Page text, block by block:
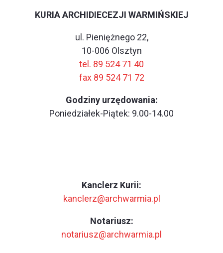
KURIA ARCHIDIECEZJI WARMIŃSKIEJ
ul. Pieniężnego 22,
10-006 Olsztyn
tel. 89 524 71 40
fax 89 524 71 72
Godziny urzędowania:
Poniedziałek-Piątek: 9.00-14.00
Kanclerz Kurii:
kanclerz@archwarmia.pl
Notariusz:
notariusz@archwarmia.pl